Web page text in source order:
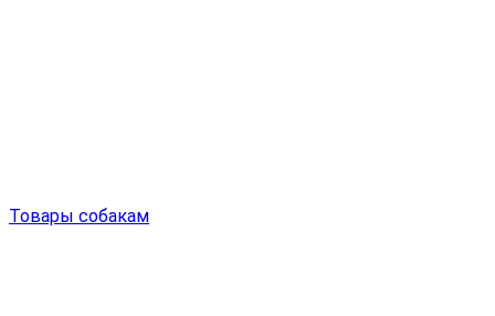
Товары собакам